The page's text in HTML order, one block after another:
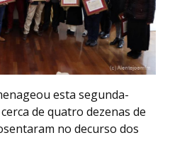
esta segunda-
de quatro dezenas de
no decurso dos